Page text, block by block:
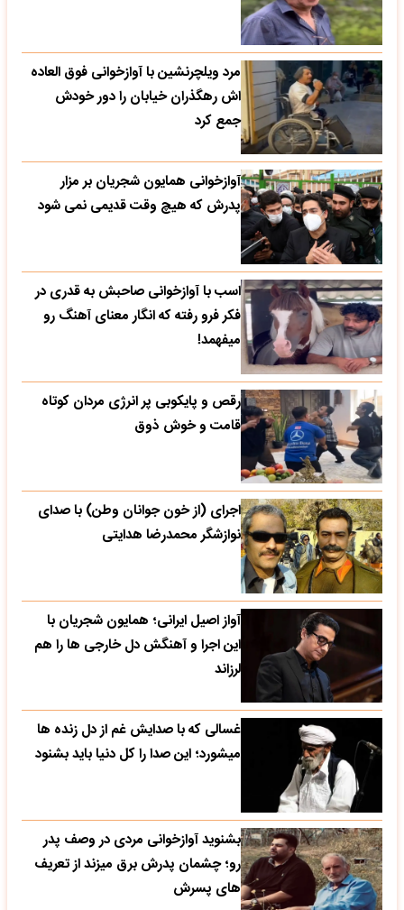
مرد ویلچرنشین با آوازخوانی فوق العاده
اش رهگذران خیابان را دور خودش
جمع کرد
آوازخوانی همایون شجریان بر مزار
پدرش که هیچ وقت قدیمی نمی شود
اسب با آوازخوانی صاحبش به قدری در
فکر فرو رفته که انگار معنای آهنگ رو
میفهمد!
رقص و پایکوبی پر انرژی مردان کوتاه
قامت و خوش ذوق
اجرای (از خون جوانان وطن) با صدای
نوازشگر محمدرضا هدایتی
آواز اصیل ایرانی؛ همایون شجریان با
این اجرا و آهنگش دل خارجی ها را هم
لرزاند
غسالی که با صدایش غم از دل زنده ها
میشورد؛ این صدا را کل دنیا باید بشنود
بشنوید آوازخوانی مردی در وصف پدر
رو؛ چشمان پدرش برق میزند از تعریف
های پسرش